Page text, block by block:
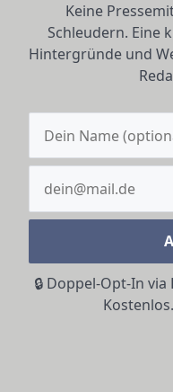
Keine
Schleudern. Eine
Hintergründe und
🔒 Doppel-Opt-In